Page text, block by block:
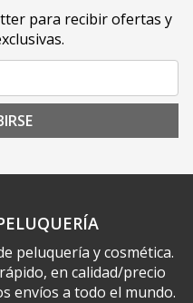
para recibir ofertas y
peluquería y cosmética.
en calidad/precio
envíos a todo el mundo.